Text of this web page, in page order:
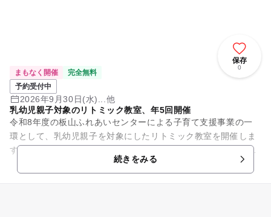
保存
0
まもなく開催
完全無料
予約受付中
2026年9月30日(水)...他
乳幼児親子対象のリトミック教室、年5回開催
令和8年度の板山ふれあいセンターによる子育て支援事業の一
環として、乳幼児親子を対象にしたリトミック教室を開催しま
す。講師は貝沼洋子氏。 年5回の活動で水曜日4回、土曜日1回
続きをみる